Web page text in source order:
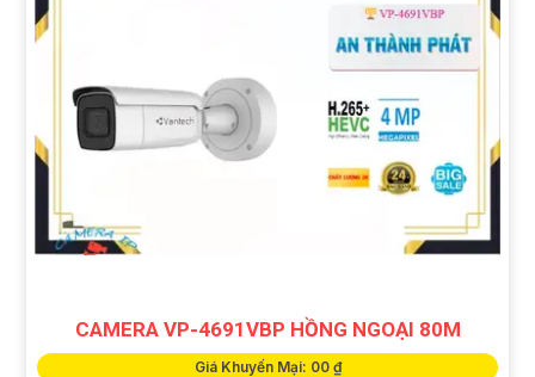
CAMERA VP-4691VBP HỒNG NGOẠI 80M
Giá Khuyến Mại: 00 ₫